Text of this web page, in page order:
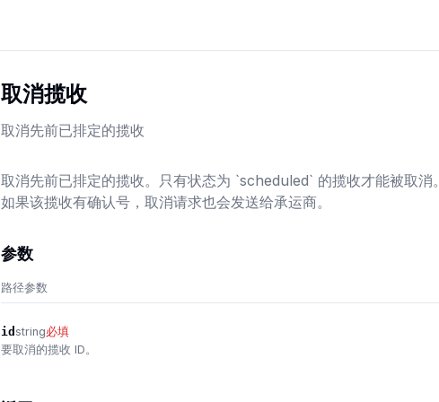
取消揽收
取消先前已排定的揽收
取消先前已排定的揽收。只有状态为 `scheduled` 的揽收才能被取消。
如果该揽收有确认号，取消请求也会发送给承运商。
参数
路径参数
id string必填
要取消的揽收 ID。